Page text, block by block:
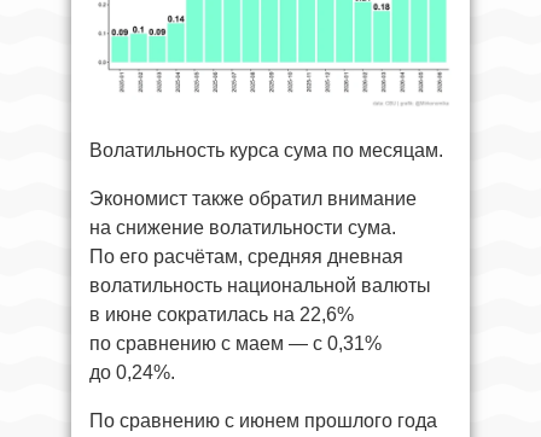
Волатильность курса сума по месяцам.
Экономист также обратил внимание
на снижение волатильности сума.
По его расчётам, средняя дневная
волатильность национальной валюты
в июне сократилась на 22,6%
по сравнению с маем — с 0,31%
до 0,24%.
По сравнению с июнем прошлого года